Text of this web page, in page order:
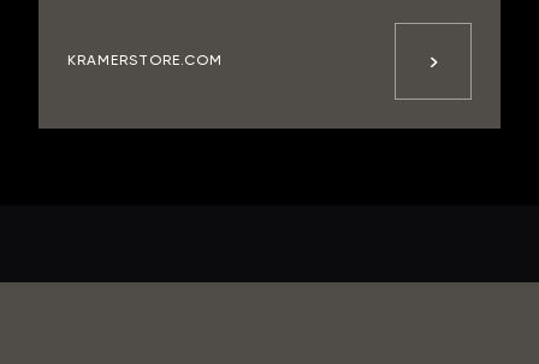
KRAMERSTORE.COM